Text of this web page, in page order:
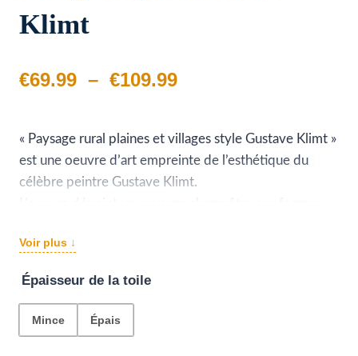
Klimt
€69.99 – €109.99Plage
prix :
€69.99
« Paysage rural plaines et villages style Gustave Klimt »
est une oeuvre d’art empreinte de l’esthétique du
célèbre peintre Gustave Klimt.
branches en spirales au premier plan.
En arrière-plan, on aperçoit un village, des maisons et
des montagnes blanches sous un ciel orange.
Voir plus ↓
Épaisseur de la toile
Mince Épais